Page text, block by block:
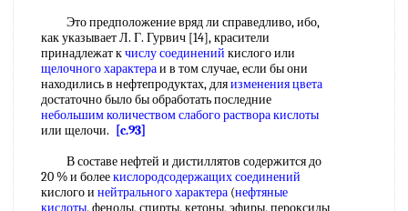
Это предположение вряд ли справедливо, ибо,
как указывает Л. Г. Гурвич [14], красители
принадлежат кчислу соединений кислого или
щелочного характераи в том случае, если бы они
находились в нефтепродуктах, дляизменения цвета
достаточно было бы обработать последние
небольшим количествомслабого раствора кислоты
или щелочи.
[c.93]
В составе нефтей и дистиллятов содержится до
20 % и болеекислородсодержащих соединений
кислого и нейтрального характера (нефтяные
кислоты, фенолы, спирты, кетоны, эфиры, пероксиды